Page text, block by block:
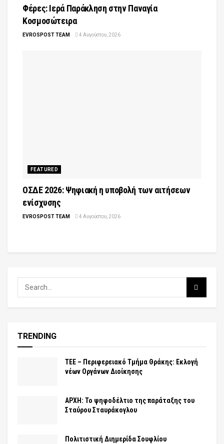
Φέρες: Ιερά Παράκληση στην Παναγία
Κοσμοσώτειρα
EVROSPOST TEAM 4 Αυγούστου, 2026
FEATURED
ΟΣΔΕ 2026: Ψηφιακή η υποβολή των αιτήσεων
ενίσχυσης
EVROSPOST TEAM 4 Αυγούστου, 2026
TRENDING
ΤΕΕ – Περιφερειακό Τμήμα Θράκης: Εκλογή
νέων Οργάνων Διοίκησης
ΑΡΧΗ: Το ψηφοδέλτιο της παράταξης του
Σταύρου Σταυράκογλου
Πολιτιστική Διημερίδα Σουφλίου